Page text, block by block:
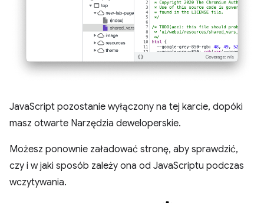
JavaScript pozostanie wyłączony na tej karcie, dopóki
masz otwarte Narzędzia deweloperskie.
Możesz ponownie załadować stronę, aby sprawdzić,
czy i w jaki sposób zależy ona od JavaScriptu podczas
wczytywania.